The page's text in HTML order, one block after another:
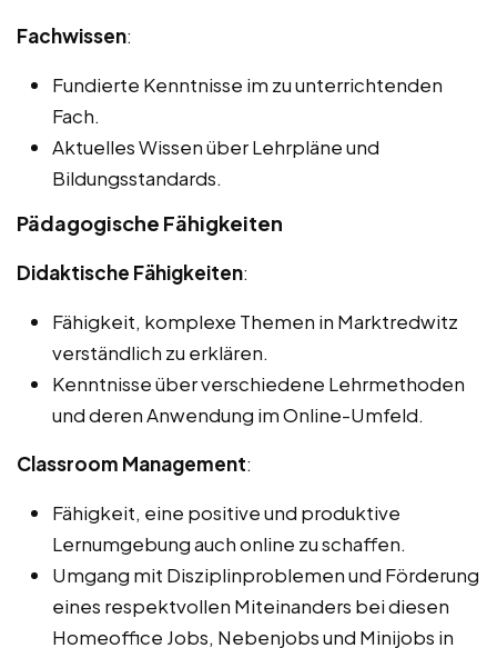
Fachwissen:
Fundierte Kenntnisse im zu unterrichtenden
Fach.
Aktuelles Wissen über Lehrpläne und
Bildungsstandards.
Pädagogische Fähigkeiten
Didaktische Fähigkeiten:
Fähigkeit, komplexe Themen in Marktredwitz
verständlich zu erklären.
Kenntnisse über verschiedene Lehrmethoden
und deren Anwendung im Online-Umfeld.
Classroom Management:
Fähigkeit, eine positive und produktive
Lernumgebung auch online zu schaffen.
Umgang mit Disziplinproblemen und Förderung
eines respektvollen Miteinanders bei diesen
Homeoffice Jobs, Nebenjobs und Minijobs in